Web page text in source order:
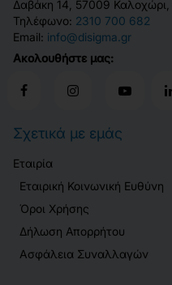
Δαβάκη 14, 57009
Τηλέφωνο: 2310 700 682
Email: info@disigma.gr
Ακολουθήστε μας:
Σχετικά με εμάς
Εταιρία
Εταιρική Κοινωνική Ευθύνη
Όροι Χρήσης
Δήλωση Απορρήτου
Ασφάλεια Συναλλαγών